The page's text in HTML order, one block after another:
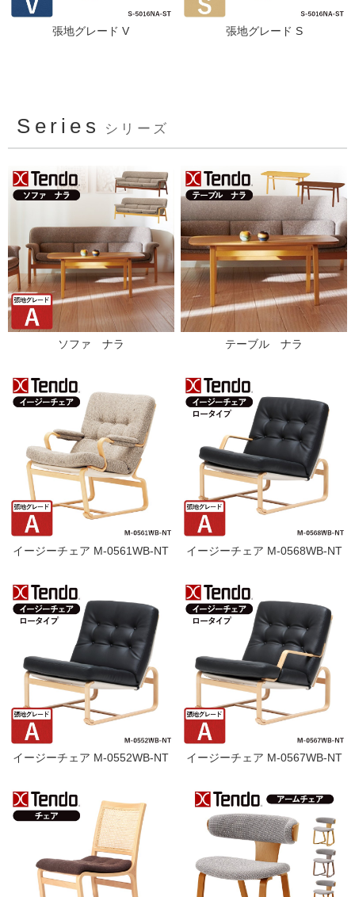
張地グレード V 張地グレード S
Series シリーズ
ソファ ナラ テーブル ナラ
イージーチェア M-0561WB-NT イージーチェア M-0568WB-NT
イージーチェア M-0552WB-NT イージーチェア M-0567WB-NT